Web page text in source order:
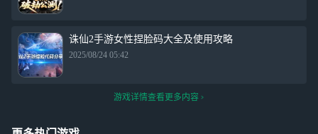
诛仙2手游女性捏脸码大全及使用攻略
2025/08/24 05:42
游戏详情查看更多内容